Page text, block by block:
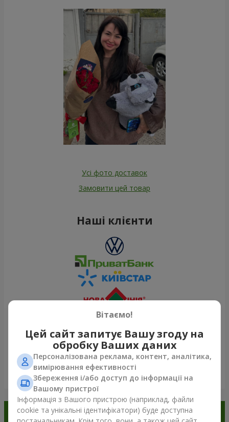
Усі фото доставок
Замовити цей товар
Наші клієнти
Переглянути все
Замовляйте в додатку
Вітаємо!
Цей сайт запитує Вашу згоду на
обробку Ваших даних
Персоналізована реклама, контент, аналітика,
вимірювання ефективності
Збереження і/або доступ до інформації на
Вашому пристрої
Інформація з Вашого пристрою (наприклад, файли
cookie та унікальні ідентифікатори) буде доступна